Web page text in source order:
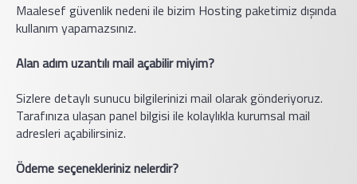
Maalesef güvenlik nedeni ile bizim Hosting paketimiz dışında
kullanım yapamazsınız.
Alan adım uzantılı mail açabilir miyim?
Sizlere detaylı sunucu bilgilerinizi mail olarak gönderiyoruz.
Tarafınıza ulaşan panel bilgisi ile kolaylıkla kurumsal mail
adresleri açabilirsiniz.
Ödeme seçenekleriniz nelerdir?